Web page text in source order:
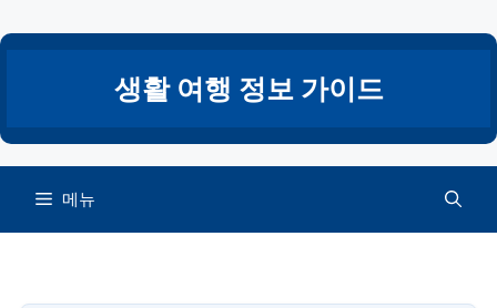
텐
건
너
생활 여행 정보 가이드
메뉴